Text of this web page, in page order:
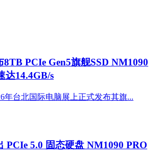
8TB PCIe Gen5旗舰SSD NM1090
达14.4GB/s
年台北国际电脑展上正式发布其旗...
PCIe 5.0 固态硬盘 NM1090 PRO